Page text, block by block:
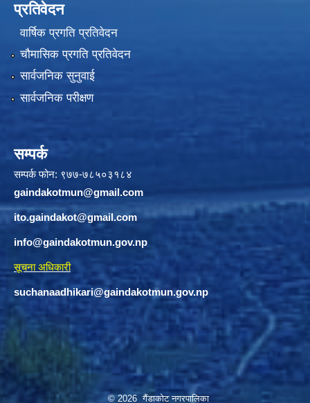
प्रतिवेदन
वार्षिक प्रगति प्रतिवेदन
चौमासिक प्रगति प्रतिवेदन
सार्वजनिक सुनुवाई
सार्वजनिक परीक्षण
सम्पर्क
सम्पर्क फोन: ९७७-७८५०३१८४
gaindakotmun@gmail.com
ito.gaindakot@gmail.com
info@gaindakotmun.gov.np
सूचना अधिकारी
suchanaadhikari@gaindakotmun.gov.np
© 2026 गैंडाकोट नगरपालिका